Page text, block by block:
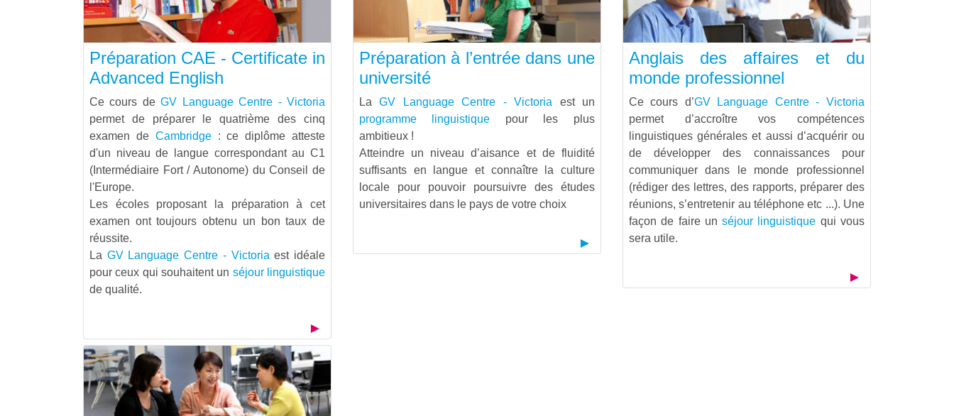
Préparation CAE - Certificate in
Advanced English
Ce cours deGV Language Centre - Victoria
permet de préparer le quatrième des cinq
examen de Cambridge: ce diplôme atteste
d'un niveau de langue correspondant au C1
(Intermédiaire Fort / Autonome) du Conseil de
l'Europe.
Les écoles proposant la préparation à cet
examen ont toujours obtenu un bon taux de
réussite.
La GV Language Centre - Victoria est idéale
pour ceux qui souhaitent un séjour linguistique
de qualité.
Préparation à l’entrée dans une
université
LaGV Language Centre - Victoria est un
programme linguistique pour les plus
ambitieux !
Atteindre un niveau d’aisance et de fluidité
suffisants en langue et connaître la culture
locale pour pouvoir poursuivre des études
universitaires dans le pays de votre choix
Anglais des affaires et du
monde professionnel
Ce cours d’GV Language Centre - Victoria
permet d’accroître vos compétences
linguistiques générales et aussi d’acquérir ou
de développer des connaissances pour
communiquer dans le monde professionnel
(rédiger des lettres, des rapports, préparer des
réunions, s’entretenir au téléphone etc ...). Une
façon de faire unséjour linguistique qui vous
sera utile.